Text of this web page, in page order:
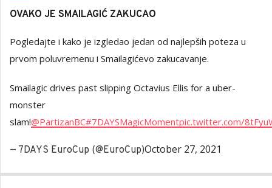
OVAKO JE SMAILAGIĆ ZAKUCAO
Pogledajte i kako je izgledao jedan od najlepših poteza u
prvom poluvremenu i Smailagićevo zakucavanje.
Smailagic drives past slipping Octavius Ellis for a uber-
monster
slam!@PartizanBC#7DAYSMagicMomentpic.twitter.com/
— 7DAYS EuroCup (@EuroCup)October 27, 2021